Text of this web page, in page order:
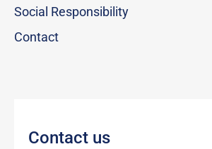
Social Responsibility
Contact
Contact us